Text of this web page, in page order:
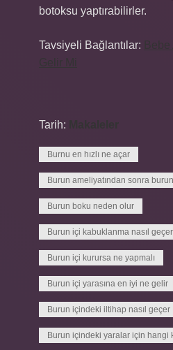
botoksu yaptırabilirler.
Tavsiyeli Bağlantılar:
Tarih:
Burnu en hızlı ne açar
Burun ameliyatından sonra
Burun boku neden olur
Burun içi kabuklanma nasıl geçer
Burun içi kurursa ne yapmalı
Burun içi yarasına en iyi ne gelir
Burun içindeki iltihap nasıl geçer
Burun içindeki yaralar için hangi